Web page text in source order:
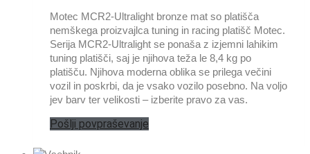
Motec MCR2-Ultralight bronze mat so platišča
nemškega proizvajlca tuning in racing platišč Motec.
Serija MCR2-Ultralight se ponaša z izjemni lahikim
tuning platišči, saj je njihova teža le 8,4 kg po
platišču. Njihova moderna oblika se prilega večini
vozil in poskrbi, da je vsako vozilo posebno. Na voljo
jev barv ter velikosti – izberite pravo za vas.
Pošlji povpraševanje